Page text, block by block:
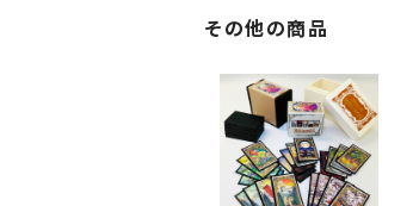
その他の商品